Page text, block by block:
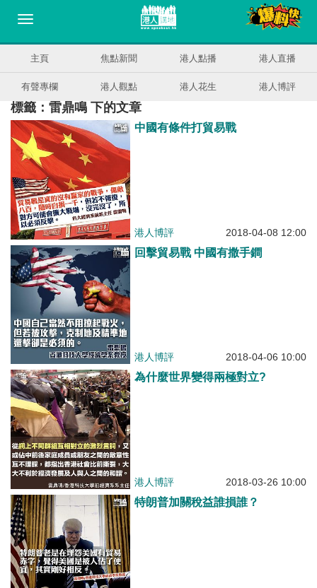
主頁 焦點新聞 港人點播 港人直播
有聲專欄 港人觀點 港人花生 港人博評
標籤：雷鼎鳴 下的文章
中國有條件打貿易戰
港人博評 2018-04-08 12:00
回擊貿易戰 中國有撒手鐧
港人博評 2018-04-06 10:00
為什麼世界變得兩極對立?
港人博評 2018-03-26 10:00
特朗普加關稅益誰損誰？